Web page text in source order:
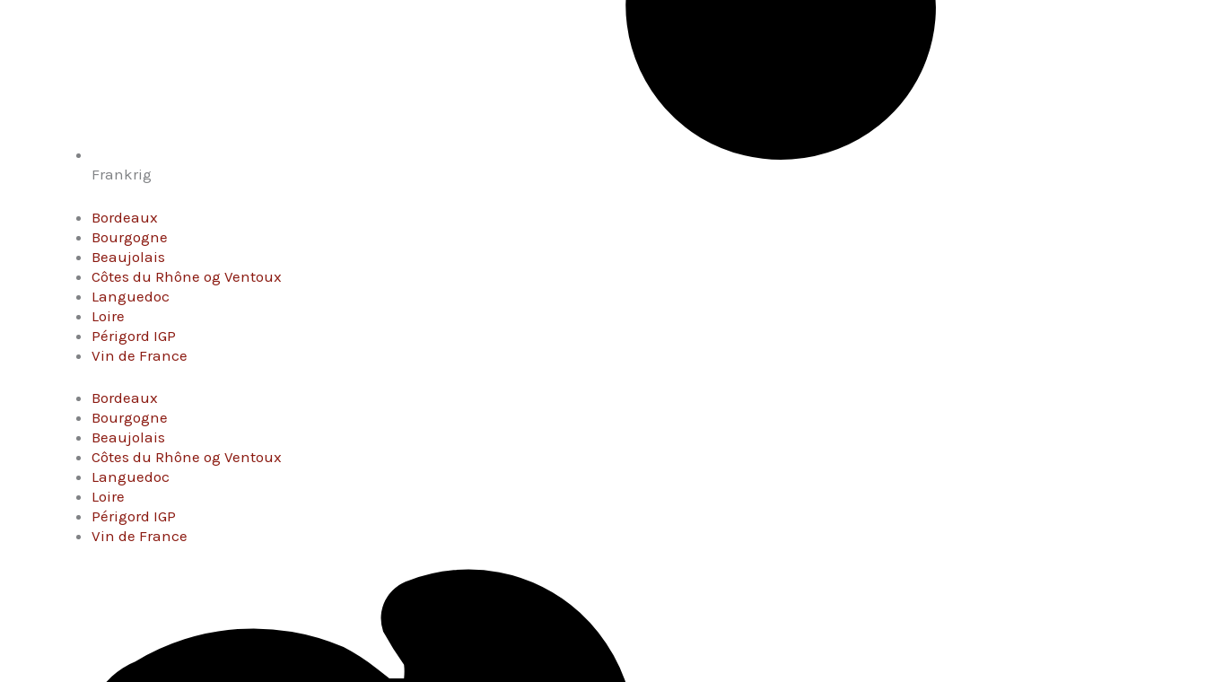
Frankrig
Bordeaux
Bourgogne
Beaujolais
Côtes du Rhône og Ventoux
Languedoc
Loire
Périgord IGP
Vin de France
Bordeaux
Bourgogne
Beaujolais
Côtes du Rhône og Ventoux
Languedoc
Loire
Périgord IGP
Vin de France